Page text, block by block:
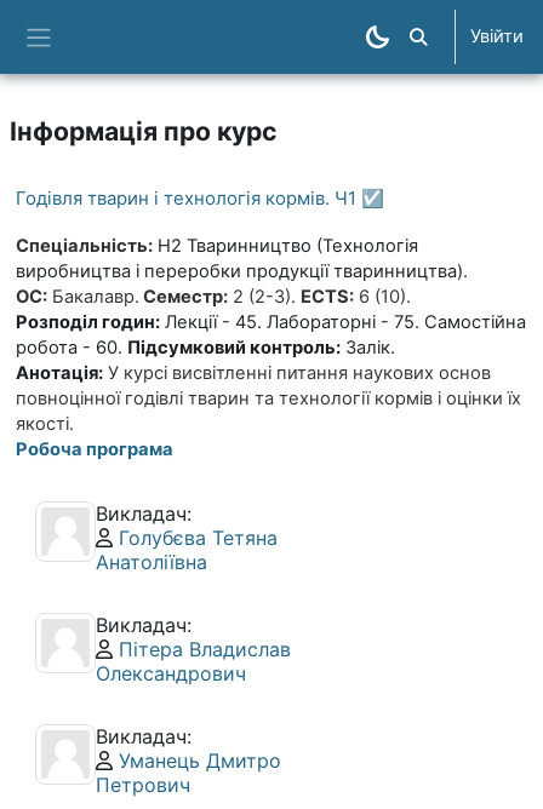
Пошук курсів
Увійти
Інформація про курс
Годівля тварин і технологія кормів. Ч1 ☑️
Спеціальність: H2 Тваринництво (Технологія
виробництва і переробки продукції тваринництва).
ОС: Бакалавр. Семестр: 2 (2-3). ECTS: 6 (10).
Розподіл годин: Лекції - 45. Лабораторні - 75. Самостійна
робота - 60. Підсумковий контроль: Залік.
Анотація: У курсі висвітленні питання наукових основ
повноцінної годівлі тварин та технології кормів і оцінки їх
якості.
Робоча програма
Викладач:
Профіль користувача:
Голубєва Тетяна
Анатоліївна
Викладач:
Профіль користувача:
Пітера Владислав
Олександрович
Викладач:
Профіль користувача:
Уманець Дмитро
Петрович